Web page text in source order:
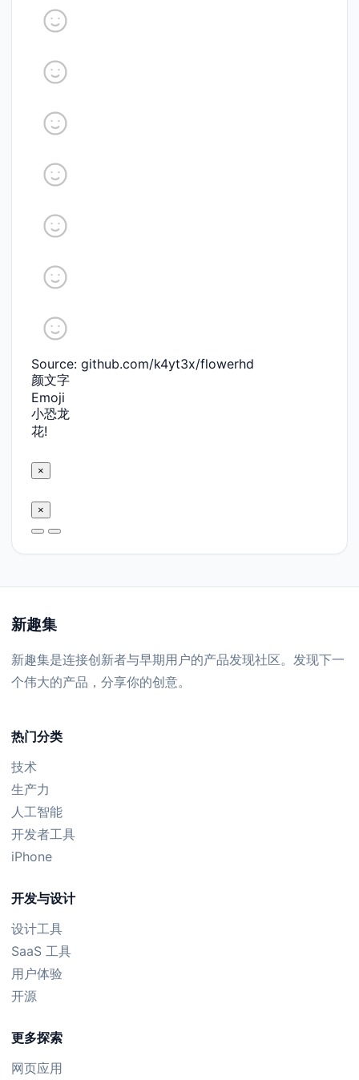
Source: github.com/k4yt3x/flowerhd
颜文字
Emoji
小恐龙
花!
×
×
新趣集
新趣集是连接创新者与早期用户的产品发现社区。发现下一
个伟大的产品，分享你的创意。
热门分类
技术
生产力
人工智能
开发者工具
iPhone
开发与设计
设计工具
SaaS 工具
用户体验
开源
更多探索
网页应用